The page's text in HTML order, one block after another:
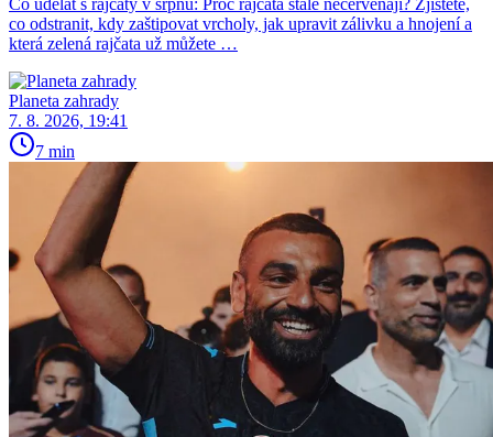
co odstranit, kdy zaštipovat vrcholy, jak upravit zálivku a hnojení a
která zelená rajčata už můžete …
Planeta zahrady
7. 8. 2026, 19:41
7 min